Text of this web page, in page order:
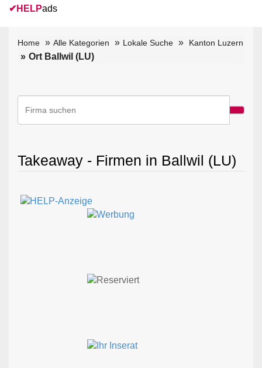
✔ HELPads
Home Alle Kategorien Lokale Suche Kanton Luzern
Ort Ballwil (LU)
Takeaway - Firmen in Ballwil (LU)